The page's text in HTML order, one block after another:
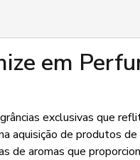
em
exclusivas que
aquisição de produtos
de aromas que